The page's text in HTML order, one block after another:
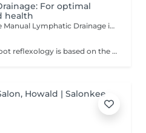
For optimal
health
Lymphatic Drainage Massage Manual Lymphatic Drainage is a gentle massage technique aimed at reducing water retention, stimulating lymphatic circulation, and detoxifying the body. It helps to reduce cellulite, reshape the body, and strengthen the immune system. Benefits: Reduction of Water Retention: Relieves swelling and promotes optimal body balance. Stimulation of Lymphatic Circulation: Helps eliminate waste and toxins from the body. Detoxification: Contributes to a healthier immune system. Reduction of Cellulite: Smooths and tones the skin. Body Reshaping: Improves overall appearance and redefines body contours. Post-Operative Relief: Reduces edema and accelerates healing. Relief for Heavy Legs: Alleviates the sensation of heaviness and fatigue in the legs. The technique involves light, rhythmic movements applied towards the heart to encourage lymphatic drainage. It is a non-invasive, relaxing, and effective method. Recommended For: Swelling and edema Cellulite Post-operative swelling Heavy and tired legs Chronic fatigue Weakened immune system Detoxification needs Certified Practitioners: Carla Fatima Lisete Marie Francesca Treat yourself to a moment of purification and lightness, because no one deserves to care for their body more than you.
What is Foot Reflexology? Foot reflexology is based on the principle that the feet are a miniature representation of the human body. Each nerve ending corresponds to an organ or a part of the body. When an organ is not functioning properly, the flow of vital energy is obstructed, which is reflected and felt in the feet. Objectives of Foot Reflexology The goal of reflexology is to stimulate the body's self-regulation capabilities. Dynamic pressure applied to a specific area (reflex zone) induces a therapeutic effect on the corresponding organ. Therapeutic Indications Reflexology is recommended for functional disorders such as: Stress management Back pain Digestive issues Migraines Sleep disorders Sinusitis Menstrual pain Urinary disorders Joint pain Benefits of Foot Reflexology By working on reflex points, reflexology can: Restore energy flow Improve energy circulation and release energy throughout the body Enhance blood circulation Restore proper functioning of organs, the nervous system, and glands Rebalance the sympathetic and parasympathetic nervous systems Provide physical and psychological relaxation